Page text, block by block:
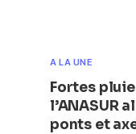
A LA UNE
Fortes
l’ANASUR
ponts et